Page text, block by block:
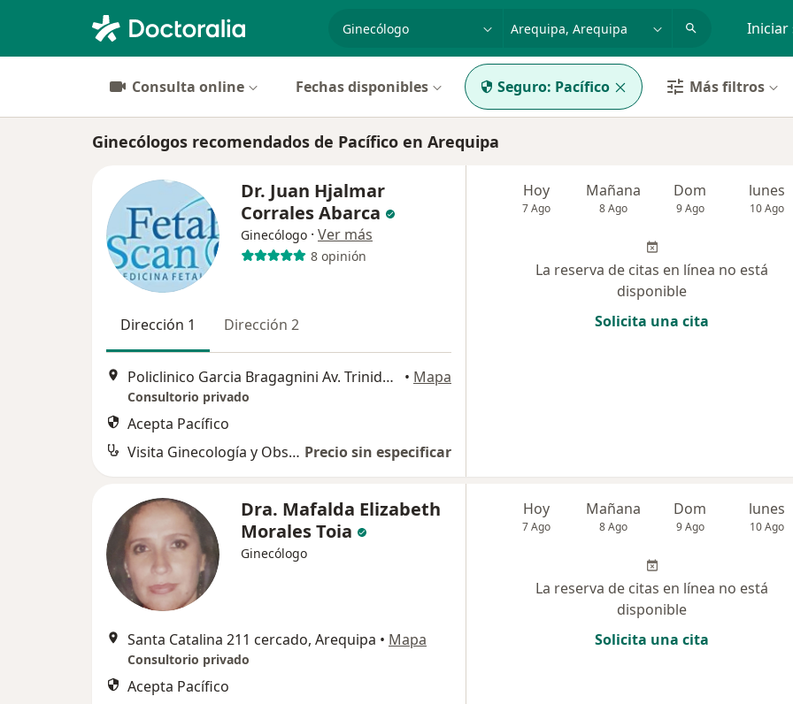
especialidad, enfermedad o nombre Iniciar
Consulta online Fechas disponibles Seguro: Pacífico Más filtros
Ginecólogos recomendados de Pacífico en Arequipa
Dr. Juan Hjalmar
Corrales Abarca
Ginecólogo · Ver más
8 opinión
Dirección 1 Dirección 2
Policlinico Garcia Bragagnini Av. Trinidad Moran J-2 Oficina 306 Leon XIII - Cayma Nuevo Centro FETAL SCAN Leon XIII E-4, Arequipa • Mapa
Consultorio privado
Acepta Pacífico
Visita Ginecología y Obstetricia Precio sin especificar
Hoy
7 Ago
Mañana
8 Ago
Dom
9 Ago
lunes
10 Ago
La reserva de citas en línea no está
disponible
Solicita una cita
Dra. Mafalda Elizabeth
Morales Toia
Ginecólogo
Santa Catalina 211 cercado, Arequipa • Mapa
Consultorio privado
Acepta Pacífico
Hoy
7 Ago
Mañana
8 Ago
Dom
9 Ago
lunes
10 Ago
La reserva de citas en línea no está
disponible
Solicita una cita